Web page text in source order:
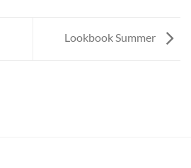
Lookbook Summer